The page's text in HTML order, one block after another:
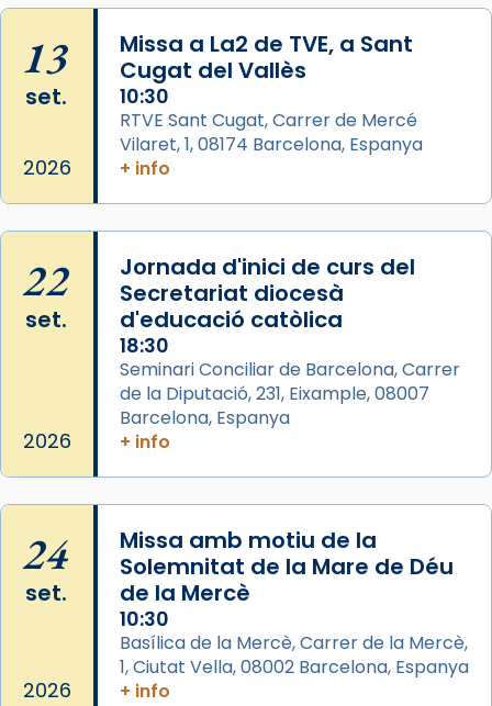
L’arquebisbe de Barcelona, el cardenal Joan
Josep Omella, ha presidit la missa i l’ha
concelebrat el bisbe auxiliar de Barcelona,
Mons. David Abadías.
📸 Dr. G. Simón
Arquebisbat de Barcelona
2 weeks ago
Memòria de les santes Juliana i
Semproniana, verges i màrtirs.
Acompanyant la història de sant Cugat, a
eterna”) són deixebles seves. I l’any 1667, el
frare Joan Gaspar Roig, afirma en una obra
que les santes són filles de l’antiga Iluro.
Mataró en reivindicarà les relíquies fins que
les aconseguirà el 1772. L’ofici que es canta
a la “Missa de les Santes” (“Missa de
13
set.
2026
Missa a La2 de TVE, a Sant
Cugat del Vallès
10:30
RTVE Sant Cugat, Carrer de Mercé
Vilaret, 1, 08174 Barcelona, Espanya
+ info
22
set.
2026
Jornada d'inici de curs del
Secretariat diocesà
d'educació catòlica
18:30
Seminari Conciliar de Barcelona, Carrer
de la Diputació, 231, Eixample, 08007
Barcelona, Espanya
+ info
24
set.
2026
Missa amb motiu de la
Solemnitat de la Mare de Déu
de la Mercè
10:30
Basílica de la Mercè, Carrer de la Mercè,
1, Ciutat Vella, 08002 Barcelona, Espanya
+ info